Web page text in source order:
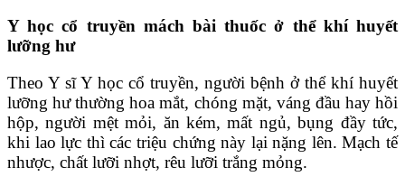
Y học cổ truyền mách bài thuốc ở thể khí huyết
lưỡng hư
Theo Y sĩ Y học cổ truyền, người bệnh ở thể khí huyết
lưỡng hư thường hoa mắt, chóng mặt, váng đầu hay hồi
hộp, người mệt mỏi, ăn kém, mất ngủ, bụng đầy tức,
khi lao lực thì các triệu chứng này lại nặng lên. Mạch tế
nhược, chất lưỡi nhợt, rêu lưỡi trắng mỏng.